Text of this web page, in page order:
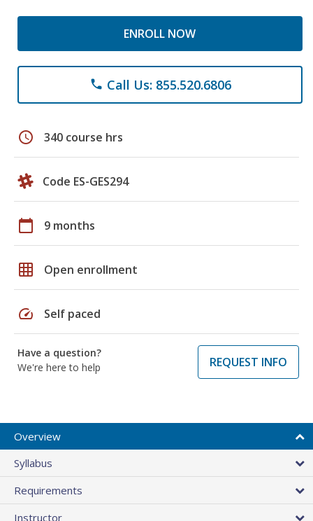
ENROLL NOW
phone Call Us: 855.520.6806
schedule 340 course hrs
Code ES-GES294
calendar_today 9 months
grid_on Open enrollment
speed Self paced
Have a question?
We're here to help
REQUEST INFO
Overview
Syllabus
Requirements
Instructor